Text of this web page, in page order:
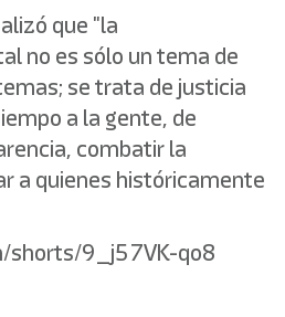
que "la
no es sólo un tema de
se trata de justicia
a la gente, de
combatir la
a quienes históricamente
shorts/9_j57VK-qo8